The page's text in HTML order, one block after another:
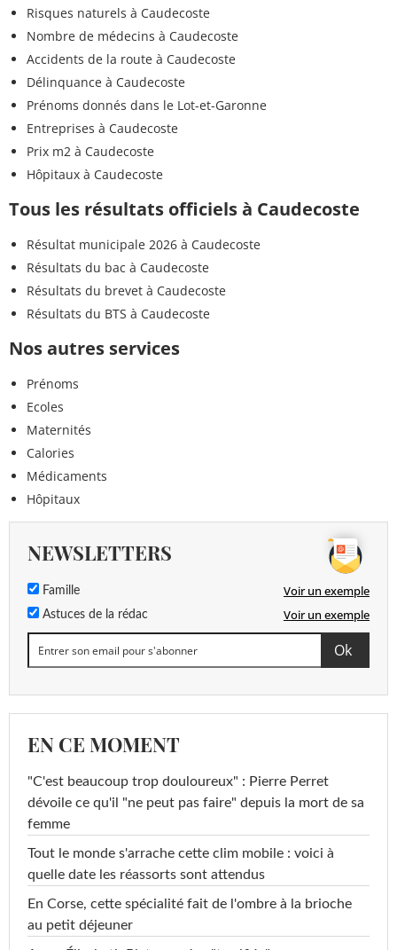
Risques naturels à Caudecoste
Nombre de médecins à Caudecoste
Accidents de la route à Caudecoste
Délinquance à Caudecoste
Prénoms donnés dans le Lot-et-Garonne
Entreprises à Caudecoste
Prix m2 à Caudecoste
Hôpitaux à Caudecoste
Tous les résultats officiels à Caudecoste
Résultat municipale 2026 à Caudecoste
Résultats du bac à Caudecoste
Résultats du brevet à Caudecoste
Résultats du BTS à Caudecoste
Nos autres services
Prénoms
Ecoles
Maternités
Calories
Médicaments
Hôpitaux
NEWSLETTERS
Famille Voir un exemple
Astuces de la rédac Voir un exemple
EN CE MOMENT
"C'est beaucoup trop douloureux" : Pierre Perret
dévoile ce qu'il "ne peut pas faire" depuis la mort de sa
femme
Tout le monde s'arrache cette clim mobile : voici à
quelle date les réassorts sont attendus
En Corse, cette spécialité fait de l'ombre à la brioche
au petit déjeuner